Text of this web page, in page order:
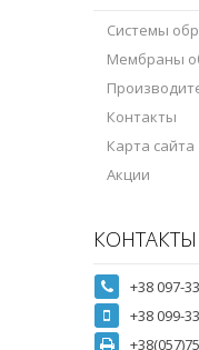
Системы
Мембраны
Контакты
Карта сайта
Акции
КОНТАКТЫ
+38 097-
+38 099-